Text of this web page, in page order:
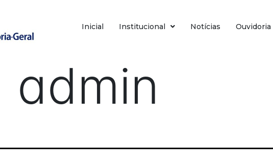
Inicial Institucional Notícias Ouvidoria
admin